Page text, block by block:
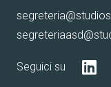
Seguici su